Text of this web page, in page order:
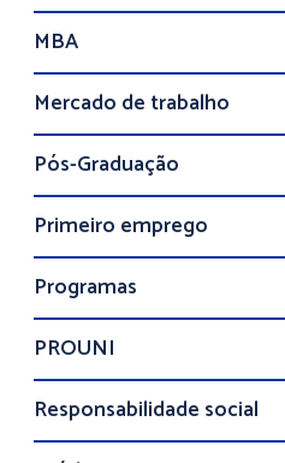
MBA
Mercado de trabalho
Pós-Graduação
Primeiro emprego
Programas
PROUNI
Responsabilidade social